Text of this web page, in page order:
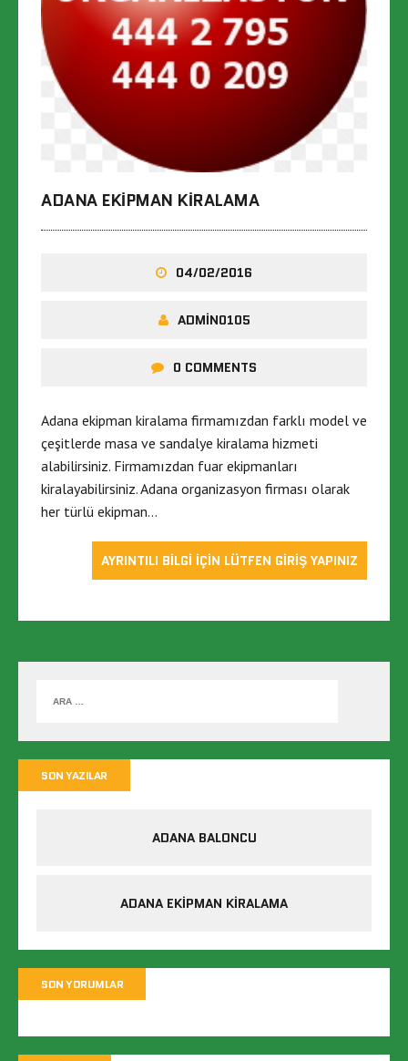
ADANA EKIPMAN KIRALAMA
04/02/2016
ADMIN0105
0 COMMENTS
Adana ekipman kiralama firmamızdan farklı model ve
çeşitlerde masa ve sandalye kiralama hizmeti
alabilirsiniz. Firmamızdan fuar ekipmanları
kiralayabilirsiniz. Adana organizasyon firması olarak
her türlü ekipman…
AYRINTILI BİLGİ İÇİN LÜTFEN GİRİŞ YAPINIZ
SON YAZILAR
ADANA BALONCU
ADANA EKIPMAN KIRALAMA
SON YORUMLAR